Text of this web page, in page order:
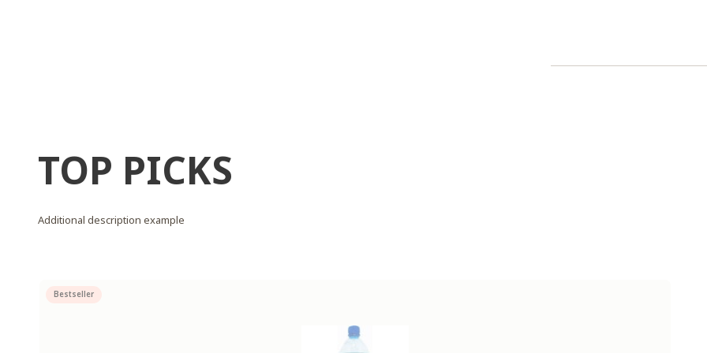
TOP PICKS
Additional description example
Bestseller